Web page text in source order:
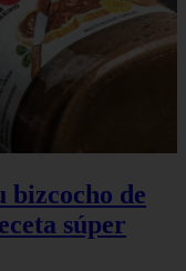
bizcocho de
súper